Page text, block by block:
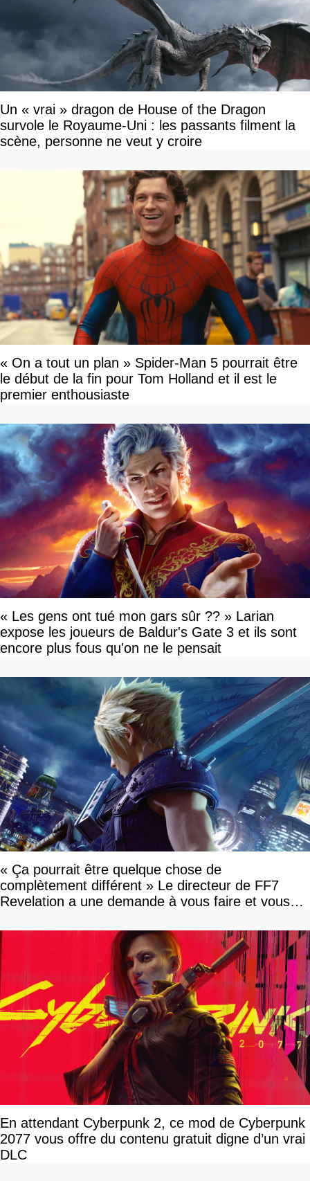
Un « vrai » dragon de House of the Dragon
survole le Royaume-Uni : les passants filment la
scène, personne ne veut y croire
« On a tout un plan » Spider-Man 5 pourrait être
le début de la fin pour Tom Holland et il est le
premier enthousiaste
« Les gens ont tué mon gars sûr ?? » Larian
expose les joueurs de Baldur's Gate 3 et ils sont
encore plus fous qu'on ne le pensait
« Ça pourrait être quelque chose de
complètement différent » Le directeur de FF7
Revelation a une demande à vous faire et vous
En attendant Cyberpunk 2, ce mod de Cyberpunk
2077 vous offre du contenu gratuit digne d’un vrai
DLC